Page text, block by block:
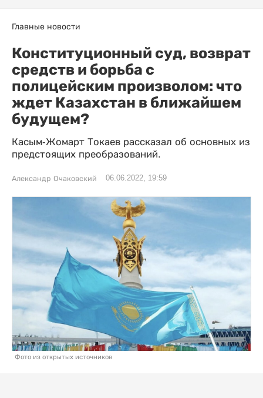
Главные новости
Конституционный суд, возврат
средств и борьба с
полицейским произволом: что
ждет Казахстан в ближайшем
будущем?
Касым-Жомарт Токаев рассказал об основных из
предстоящих преобразований.
Александр Очаковский 06.06.2022, 19:59
Фото из открытых источников